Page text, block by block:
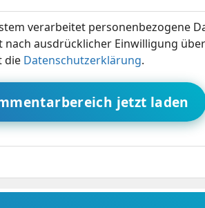
verarbeitet personenbezogene
nach ausdrücklicher Einwilligung
die Datenschutzerklärung.
jetzt laden